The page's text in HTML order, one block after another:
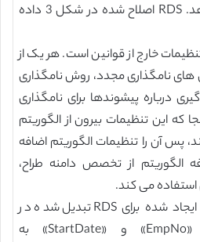
کلمه «مدیر» را نشان می دهد. RDS اصلاح شده در شکل 3 داده
خارج از قوانین است. هر یک از
های نامگذاری مجدد، روش نامگذاری
درباره پیشوندها برای نامگذاری
که این تنظیمات بیرون از الگوریتم
پس آن را تنظیمات الگوریتم اضافه
الگوریتم از تخصص دامنه طراح،
می کند.
تنظیمات الگوریتم اضافی ایجاد شده برای RDS تبدیل شده در
شکل 1. ویژگی های «EmpNo» و «StartDate» به